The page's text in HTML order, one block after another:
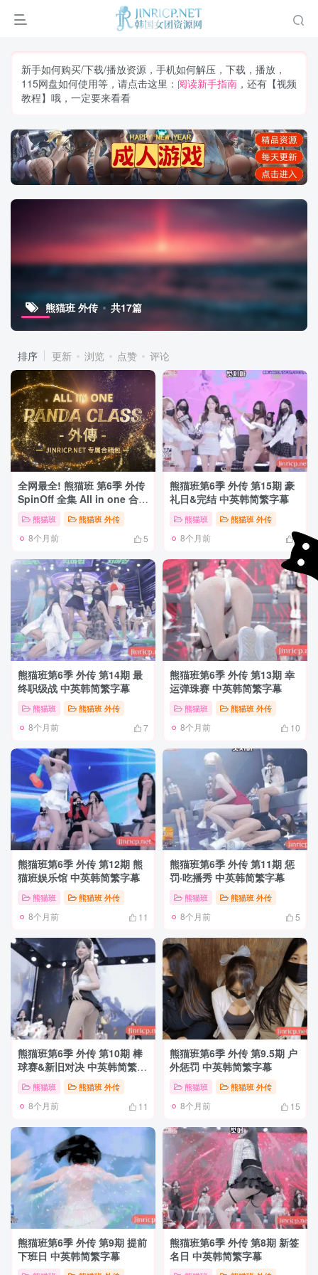
新手如何购买/下载/播放资源，手机如何解压，下载，播放，
115网盘如何使用等，请点击这里： 阅读新手指南 ，还有【视频
教程】哦，一定要来看看
熊猫班 外传 共17篇
排序 更新 浏览 点赞 评论
全网最全! 熊猫班 第6季 外传
SpinOff 全集 All in one 合集
版 中英韩简繁字幕外挂版
熊猫班 熊猫班 外传
8个月前 5
熊猫班第6季 外传 第15期 豪
礼日&完结 中英韩简繁字幕
熊猫班 熊猫班 外传
8个月前
熊猫班第6季 外传 第14期 最
终职级战 中英韩简繁字幕
熊猫班 熊猫班 外传
8个月前 7
熊猫班第6季 外传 第13期 幸
运弹珠赛 中英韩简繁字幕
熊猫班 熊猫班 外传
8个月前 10
熊猫班第6季 外传 第12期 熊
猫班娱乐馆 中英韩简繁字幕
熊猫班 熊猫班 外传
8个月前 11
熊猫班第6季 外传 第11期 惩
罚·吃播秀 中英韩简繁字幕
熊猫班 熊猫班 外传
8个月前 5
熊猫班第6季 外传 第10期 棒
球赛&新旧对决 中英韩简繁字
熊猫班 熊猫班 外传
8个月前 11
熊猫班第6季 外传 第9.5期 户
外惩罚 中英韩简繁字幕
熊猫班 熊猫班 外传
8个月前 15
熊猫班第6季 外传 第9期 提前
下班日 中英韩简繁字幕
熊猫班第6季 外传 第8期 新签
名日 中英韩简繁字幕